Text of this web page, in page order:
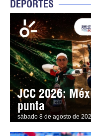
DEPORTES
JCC 2026:
punta
sábado 8 de agosto de